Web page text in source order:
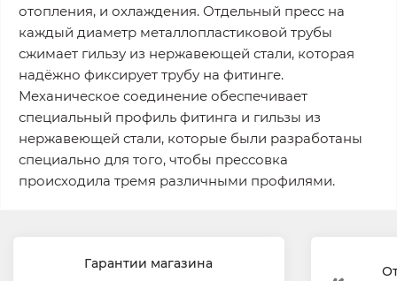
отопления, и охлаждения. Отдельный пресс на
каждый диаметр металлопластиковой трубы
сжимает гильзу из нержавеющей стали, которая
надёжно фиксирует трубу на фитинге.
Механическое соединение обеспечивает
специальный профиль фитинга и гильзы из
нержавеющей стали, которые были разработаны
специально для того, чтобы прессовка
происходила тремя различными профилями.
Гарантии магазина